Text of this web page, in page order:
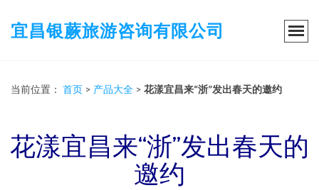
宜昌银蕨旅游咨询有限公司
当前位置： 首页 > 产品大全 > 花漾宜昌来“浙”发出春天的邀约
花漾宜昌来“浙”发出春天的
邀约